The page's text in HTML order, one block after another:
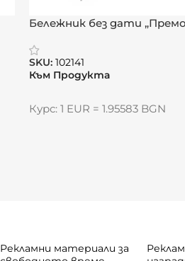
Бележник без дати
SKU:102141
Към Продукта
Курс: 1 EUR = 1.95583 BGN
Рекламни материали за